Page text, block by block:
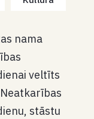
nama
veltīts
stāstu